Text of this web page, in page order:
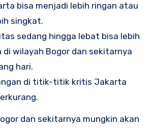
bisa menjadi lebih ringan atau
singkat.
sedang hingga lebat bisa lebih
di wilayah Bogor dan sekitarnya
hari.
di titik-titik kritis Jakarta
dan sekitarnya mungkin akan